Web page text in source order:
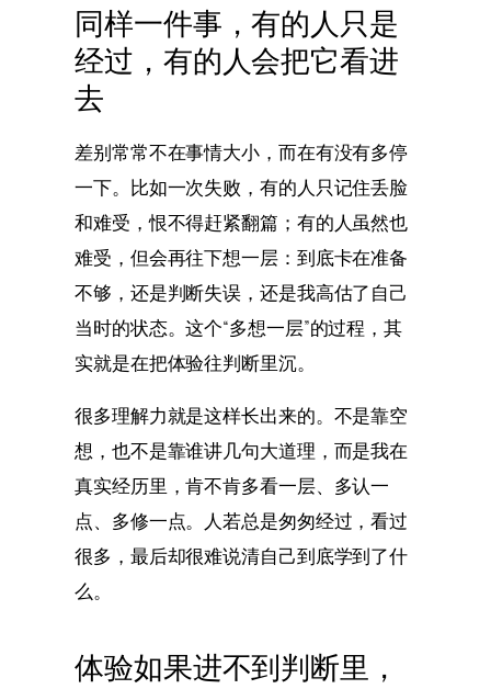
同样一件事，有的人只是
经过，有的人会把它看进
去
差别常常不在事情大小，而在有没有多停
一下。比如一次失败，有的人只记住丢脸
和难受，恨不得赶紧翻篇；有的人虽然也
难受，但会再往下想一层：到底卡在准备
不够，还是判断失误，还是我高估了自己
当时的状态。这个“多想一层”的过程，其
实就是在把体验往判断里沉。
很多理解力就是这样长出来的。不是靠空
想，也不是靠谁讲几句大道理，而是我在
真实经历里，肯不肯多看一层、多认一
点、多修一点。人若总是匆匆经过，看过
很多，最后却很难说清自己到底学到了什
么。
体验如果进不到判断里，